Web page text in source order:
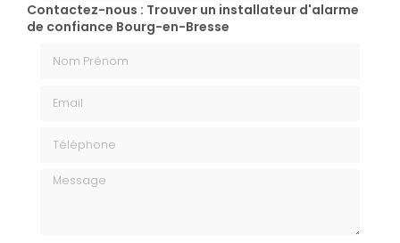
Contactez-nous : Trouver un installateur d'alarme
de confiance Bourg-en-Bresse
Message